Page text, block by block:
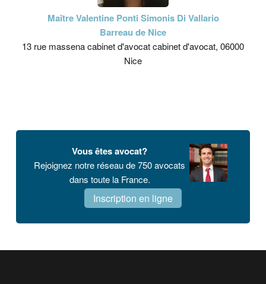
Maître Valentine Ponti Simonis Di Vallario
Barreau de Nice
13 rue massena cabinet d'avocat cabinet d'avocat, 06000
Nice
Vous êtes avocat?
Rejoignez notre réseau de 750 avocats
dans toute la France.
Inscription en ligne